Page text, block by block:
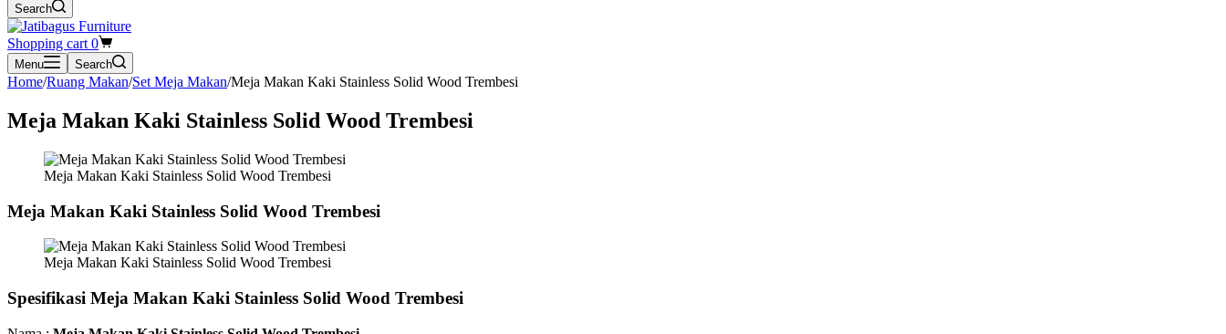
Search
Shopping cart 0
Menu Search
Home/Ruang Makan/Set Meja Makan/Meja Makan Kaki Stainless Solid Wood Trembesi
Meja Makan Kaki Stainless Solid Wood Trembesi
Meja Makan Kaki Stainless Solid Wood Trembesi
Meja Makan Kaki Stainless Solid Wood Trembesi
Meja Makan Kaki Stainless Solid Wood Trembesi
Spesifikasi Meja Makan Kaki Stainless Solid Wood Trembesi